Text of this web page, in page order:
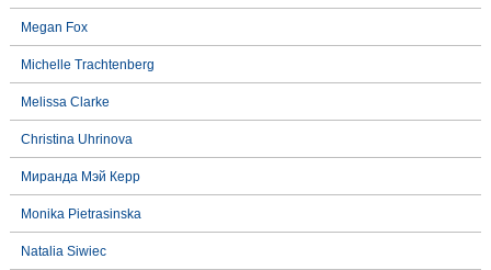
Megan Fox
Michelle Trachtenberg
Melissa Clarke
Christina Uhrinova
Миранда Мэй Керр
Monika Pietrasinska
Natalia Siwiec